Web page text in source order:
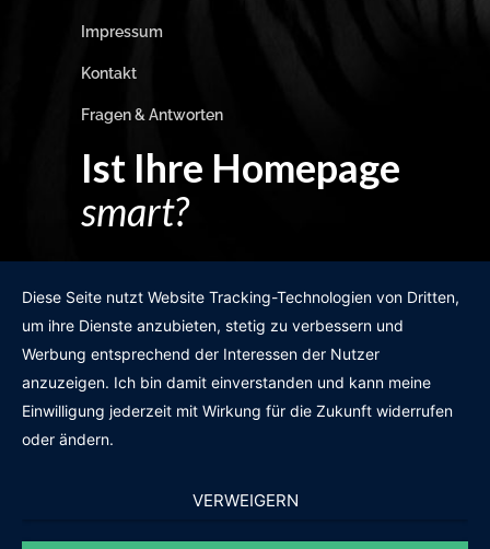
Impressum
Kontakt
Fragen & Antworten
Ist Ihre Homepage
smart?
GRATIS WEBSITE-CHECK
Diese Seite nutzt Website Tracking-Technologien von Dritten,
um ihre Dienste anzubieten, stetig zu verbessern und
Werbung entsprechend der Interessen der Nutzer
anzuzeigen. Ich bin damit einverstanden und kann meine
Einwilligung jederzeit mit Wirkung für die Zukunft widerrufen
oder ändern.
VERWEIGERN